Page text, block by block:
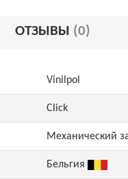
ОТЗЫВЫ (0)
Vinilpol
Click
Механический
Бельгия